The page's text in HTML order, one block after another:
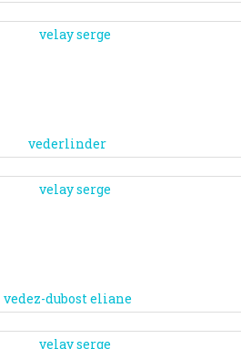
vederlinder
vedez-dubost eliane